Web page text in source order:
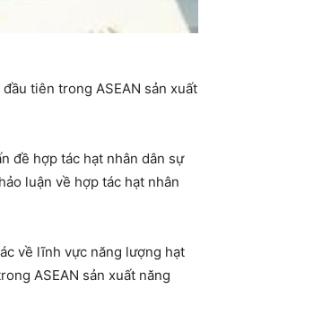
tiên trong ASEAN sản xuất
đề hợp tác hạt nhân dân sự
luận về hợp tác hạt nhân
về lĩnh vực năng lượng hạt
ASEAN sản xuất năng